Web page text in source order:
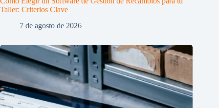
Taller: Criterios Clave
7 de agosto de 2026